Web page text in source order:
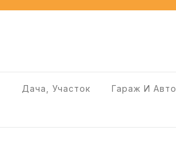
Дача, Участок Гараж И Авто